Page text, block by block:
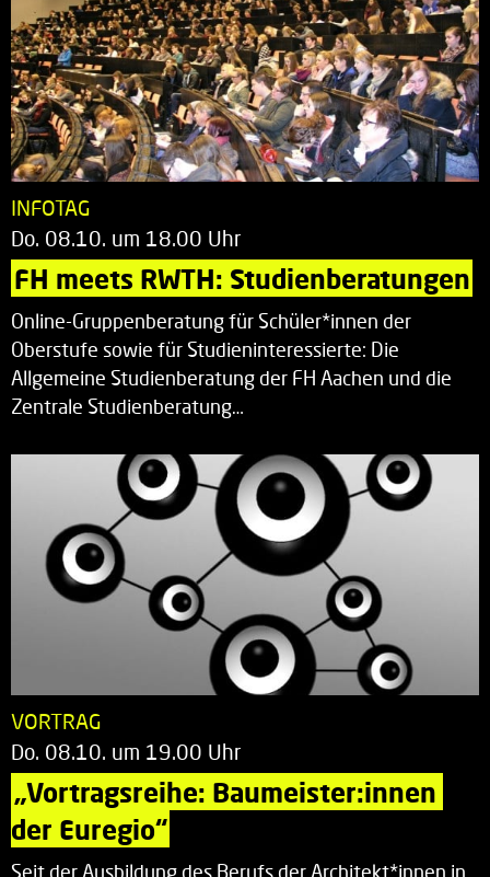
INFOTAG
Do. 08.10. um 18.00 Uhr
FH meets RWTH: Studienberatungen
Online-Gruppenberatung für Schüler*innen der
Oberstufe sowie für Studieninteressierte: Die
Allgemeine Studienberatung der FH Aachen und die
Zentrale Studienberatung…
VORTRAG
Do. 08.10. um 19.00 Uhr
„Vortragsreihe: Baumeister:innen
der Euregio“
Seit der Ausbildung des Berufs der Architekt*innen in